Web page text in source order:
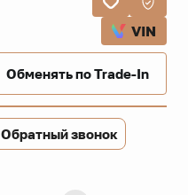
VIN
Обменять по Trade-In
Обратный звонок